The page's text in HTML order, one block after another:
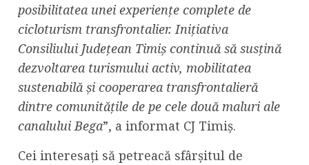
posibilitatea unei experiențe complete de
cicloturism transfrontalier. Inițiativa
Consiliului Județean Timiș continuă să susțină
dezvoltarea turismului activ, mobilitatea
sustenabilă și cooperarea transfrontalieră
dintre comunitățile de pe cele două maluri ale
canalului Bega”, a informat CJ Timiș.
Cei interesați să petreacă sfârșitul de